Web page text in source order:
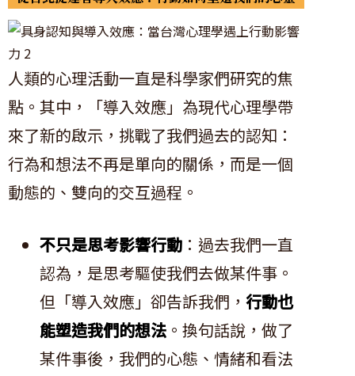
人類的心理活動一直是科學家們研究的焦
點。其中，「導入效應」為現代心理學帶
來了新的啟示，挑戰了我們過去的認知：
行為和想法不再是單向的關係，而是一個
動態的、雙向的交互過程。
不只是思考影響行動 ：過去我們一直
認為，是思考驅使我們去做某件事。
但「導入效應」卻告訴我們， 行動也
能塑造我們的想法 。換句話說，做了
某件事後，我們的心態、情緒和看法